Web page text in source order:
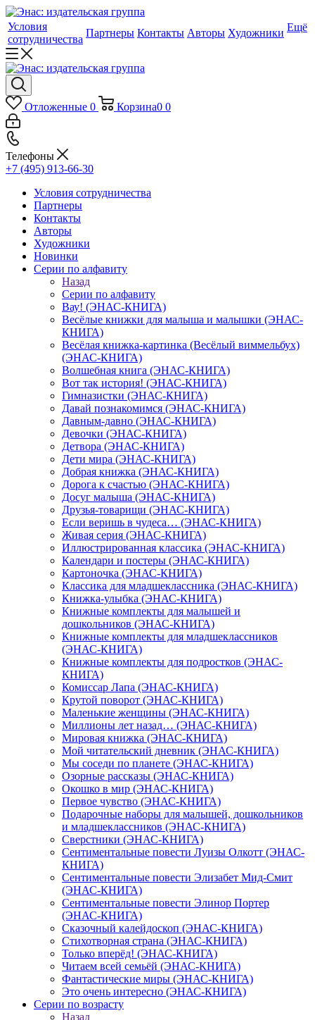
Условия
сотрудничества
Партнеры Контакты Авторы Художники Ещё
Отложенные 0 Корзина0 0
Телефоны
+7 (495) 913-66-30
Условия сотрудничества
Партнеры
Контакты
Авторы
Художники
Новинки
Серии по алфавиту
Назад
Серии по алфавиту
Вау! (ЭНАС-КНИГА)
Весёлые книжки для малыша и малышки (ЭНАС-
КНИГА)
Весёлая книжка-картинка (Весёлый виммельбух)
(ЭНАС-КНИГА)
Волшебная книга (ЭНАС-КНИГА)
Вот так история! (ЭНАС-КНИГА)
Гимназистки (ЭНАС-КНИГА)
Давай познакомимся (ЭНАС-КНИГА)
Давным-давно (ЭНАС-КНИГА)
Девочки (ЭНАС-КНИГА)
Детвора (ЭНАС-КНИГА)
Дети мира (ЭНАС-КНИГА)
Добрая книжка (ЭНАС-КНИГА)
Дорога к счастью (ЭНАС-КНИГА)
Досуг малыша (ЭНАС-КНИГА)
Друзья-товарищи (ЭНАС-КНИГА)
Если веришь в чудеса… (ЭНАС-КНИГА)
Живая серия (ЭНАС-КНИГА)
Иллюстрированная классика (ЭНАС-КНИГА)
Календари и постеры (ЭНАС-КНИГА)
Картоночка (ЭНАС-КНИГА)
Классика для младшеклассника (ЭНАС-КНИГА)
Книжка-улыбка (ЭНАС-КНИГА)
Книжные комплекты для малышей и
дошкольников (ЭНАС-КНИГА)
Книжные комплекты для младшеклассников
(ЭНАС-КНИГА)
Книжные комплекты для подростков (ЭНАС-
КНИГА)
Комиссар Лапа (ЭНАС-КНИГА)
Крутой поворот (ЭНАС-КНИГА)
Маленькие женщины (ЭНАС-КНИГА)
Миллионы лет назад… (ЭНАС-КНИГА)
Мировая книжка (ЭНАС-КНИГА)
Мой читательский дневник (ЭНАС-КНИГА)
Мы соседи по планете (ЭНАС-КНИГА)
Озорные рассказы (ЭНАС-КНИГА)
Окошко в мир (ЭНАС-КНИГА)
Первое чувство (ЭНАС-КНИГА)
Подарочные наборы для малышей, дошкольников
и младшеклассников (ЭНАС-КНИГА)
Сверстники (ЭНАС-КНИГА)
Сентиментальные повести Луизы Олкотт (ЭНАС-
КНИГА)
Сентиментальные повести Элизабет Мид-Смит
(ЭНАС-КНИГА)
Сентиментальные повести Элинор Портер
(ЭНАС-КНИГА)
Сказочный калейдоскоп (ЭНАС-КНИГА)
Стихотворная страна (ЭНАС-КНИГА)
Только вперёд! (ЭНАС-КНИГА)
Читаем всей семьёй (ЭНАС-КНИГА)
Фантастические миры (ЭНАС-КНИГА)
Это очень интересно (ЭНАС-КНИГА)
Серии по возрасту
Назад